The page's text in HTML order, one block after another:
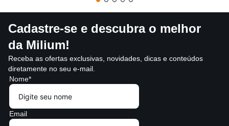
Cadastre-se e descubra o melhor
da Milium!
Receba as ofertas exclusivas, novidades, dicas e conteúdos
diretamente no seu e-mail.
Nome*
Email